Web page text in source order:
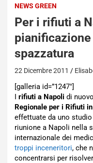
NEWS GREEN
Per i rifiuti a
spazzatura
22 Dicembre 2011
[galleria id=”1247″]
I rifiuti a Napoli di
Regionale per i Rifiuti
effettuate da uno
riunione a Napoli nella
internazionale dei
troppi inceneritori, che
concentrarsi per